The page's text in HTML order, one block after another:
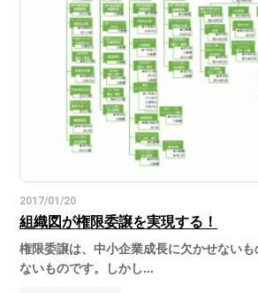
2017/01/20
組織図が権限委譲を実現する！
権限委譲は、中小企業成長に欠かせない
ないものです。しかし...